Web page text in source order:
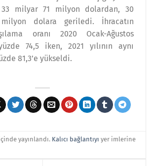
33 milyar 71 milyon dolardan, 30
dolara geriledi. İhracatın
oranı 2020 Ocak-Ağustos
74,5 iken, 2021 yılının aynı
81,3’e yükseldi.
yayınlandı. Kalıcı bağlantıyı yer imlerine